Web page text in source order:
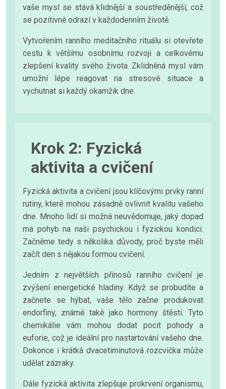
vaše mysl se stává klidnější a soustředěnější, což
se pozitivně odrazí v každodenním životě.
Vytvořením ranního meditačního rituálu si otevřete
cestu k většímu osobnímu rozvoji a celkovému
zlepšení kvality svého života. Zklidněná mysl vám
umožní lépe reagovat na stresové situace a
vychutnat si každý okamžik dne.
Krok 2: Fyzická
aktivita a cvičení
Fyzická aktivita a cvičení jsou klíčovými prvky ranní
rutiny, které mohou zásadně ovlivnit kvalitu vašeho
dne. Mnoho lidí si možná neuvědomuje, jaký dopad
má pohyb na naši psychickou i fyzickou kondici.
Začněme tedy s několika důvody, proč byste měli
začít den s nějakou formou cvičení.
Jedním z největších přínosů ranního cvičení je
zvýšení energetické hladiny. Když se probudíte a
začnete se hýbat, vaše tělo začne produkovat
endorfiny, známé také jako hormony štěstí. Tyto
chemikálie vám mohou dodat pocit pohody a
euforie, což je ideální pro nastartování vašeho dne.
Dokonce i krátká dvacetiminutová rozcvička může
udělat zázraky.
Dále fyzická aktivita zlepšuje prokrvení organismu,